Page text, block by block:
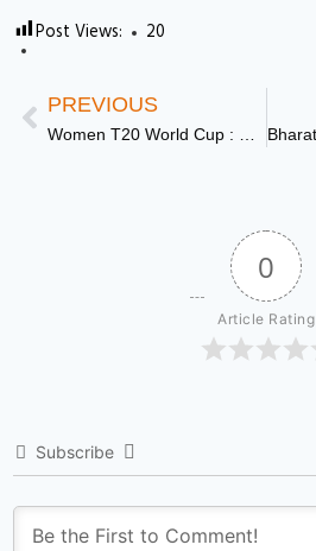
Post Views: 20
PREVIOUS
0
Article Rating
Subscribe